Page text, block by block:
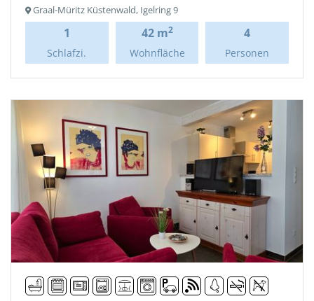
Graal-Müritz Küstenwald, Igelring 9
1
Schlafzi.
42 m2
Wohnfläche
4
Personen